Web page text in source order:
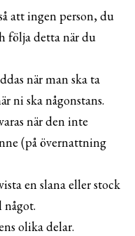
att ingen person, du
följa detta när du
när man ska ta
ni ska någonstans.
när den inte
(på övernattning
en slana eller stock
olika delar.